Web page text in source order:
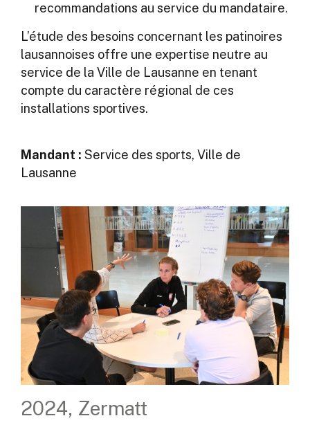
recommandations au service du mandataire.
L’étude des besoins concernant les patinoires
lausannoises offre une expertise neutre au
service de la Ville de Lausanne en tenant
compte du caractère régional de ces
installations sportives.
Mandant : Service des sports, Ville de
Lausanne
2024, Zermatt